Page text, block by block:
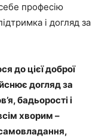
професію
і догляд за
до цієї доброї
догляд за
бадьорості і
хворим –